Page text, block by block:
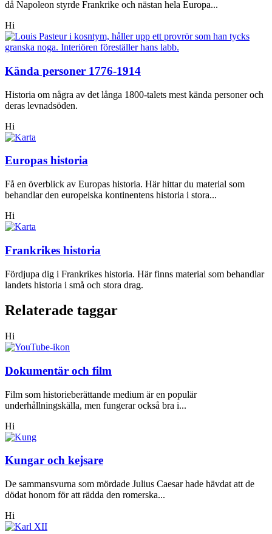
då Napoleon styrde Frankrike och nästan hela Europa...
Hi
Kända personer 1776-1914
Historia om några av det långa 1800-talets mest kända personer och
deras levnadsöden.
Hi
Europas historia
Få en överblick av Europas historia. Här hittar du material som
behandlar den europeiska kontinentens historia i stora...
Hi
Frankrikes historia
Fördjupa dig i Frankrikes historia. Här finns material som behandlar
landets historia i små och stora drag.
Relaterade taggar
Hi
Dokumentär och film
Film som historieberättande medium är en populär
underhållningskälla, men fungerar också bra i...
Hi
Kungar och kejsare
De sammansvurna som mördade Julius Caesar hade hävdat att de
dödat honom för att rädda den romerska...
Hi